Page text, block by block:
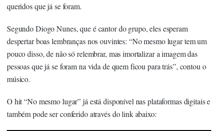
queridos que já se foram.
Segundo Diogo Nunes, que é cantor do grupo, eles esperam
despertar boas lembranças nos ouvintes: “No mesmo lugar tem um
pouco disso, de não só relembrar, mas imortalizar a imagem das
pessoas que já se foram na vida de quem ficou para trás”, contou o
músico.
O hit “No mesmo lugar” já está disponível nas plataformas digitais e
também pode ser conferido através do link abaixo: